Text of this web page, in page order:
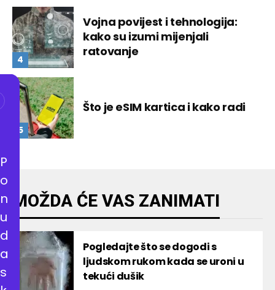
Vojna povijest i tehnologija:
kako su izumi mijenjali
ratovanje
Što je eSIM kartica i kako radi
MOŽDA ĆE VAS ZANIMATI
Pogledajte što se dogodi s
ljudskom rukom kada se uroni u
tekući dušik
P
o
n
u
d
a
s